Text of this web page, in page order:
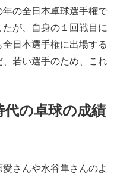
の全日本卓球選手権で
が、自身の１回戦目に
日本選手権に出場する
若い選手のため、これ
の卓球の成績
さんや水谷隼さんのよ